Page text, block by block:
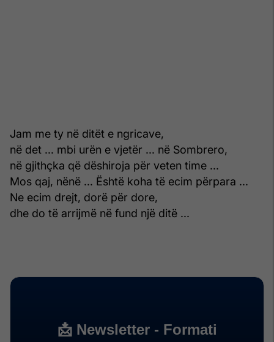
Jam me ty në ditët e ngricave,
në det ... mbi urën e vjetër ... në Sombrero,
në gjithçka që dëshiroja për veten time ...
Mos qaj, nënë ... Është koha të ecim përpara ...
Ne ecim drejt, dorë për dore,
dhe do të arrijmë në fund një ditë ...